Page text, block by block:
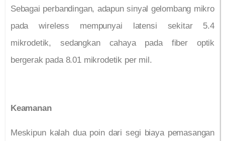
Sebagai perbandingan, adapun sinyal gelombang mikro
pada wireless mempunyai latensi sekitar 5.4
mikrodetik, sedangkan cahaya pada fiber optik
bergerak pada 8.01 mikrodetik per mil.
Keamanan
Meskipun kalah dua poin dari segi biaya pemasangan